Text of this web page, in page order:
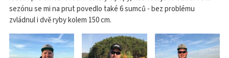
sezónu se mi na prut povedlo také 6 sumců - bez problému
zvládnul i dvě ryby kolem 150 cm.